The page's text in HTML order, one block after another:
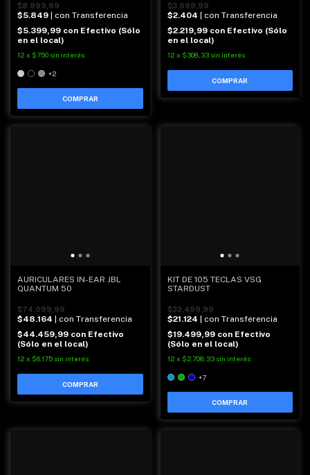
$8.999,99
$5.849 | con Transferencia
$5.399,99 con Efectivo (Sólo
en el local)
12 x $750 sin interés
+2
COMPRAR
$3.699,99
$2.404 | con Transferencia
$2.219,99 con Efectivo (Sólo
en el local)
12 x $308,33 sin interés
AURICULARES IN-EAR JBL
QUANTUM 50
$74.099,99
$48.164
| con Transferencia
$44.459,99 con Efectivo
(Sólo en el local)
12 x $6.175 sin interés
KIT DE 105 TECLAS VSG
STARDUST
$32.499,99
$21.124
| con Transferencia
$19.499,99 con Efectivo
(Sólo en el local)
12 x $2.708,33 sin interés
+7
COMPRAR